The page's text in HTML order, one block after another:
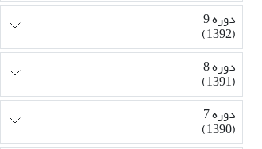
دوره 9
(1392)
دوره 8
(1391)
دوره 7
(1390)